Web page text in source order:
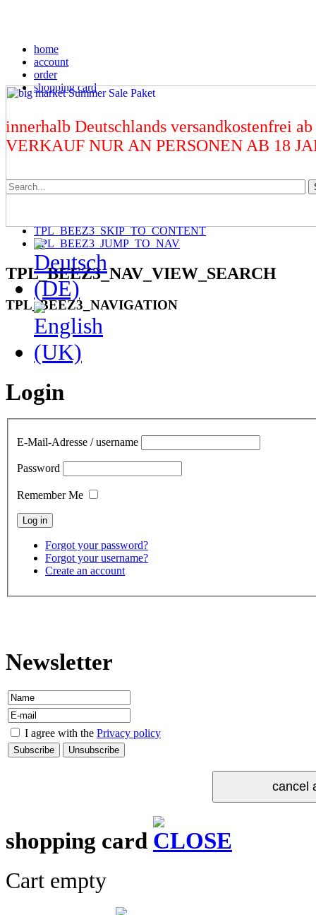
home
account
order
shopping card
innerhalb Deutschlands versandkostenfrei
VERKAUF NUR AN PERSONEN AB 18
TPL_BEEZ3_SKIP_TO_CONTENT
TPL_BEEZ3_JUMP_TO_NAV
TPL_BEEZ3_NAV_VIEW_SEARCH
TPL_BEEZ3_NAVIGATION
Login
E-Mail-Adresse / username
Password
Remember Me
Forgot your password?
Forgot your username?
Create an account
Newsletter
I agree with the Privacy policy
shopping card
Cart empty